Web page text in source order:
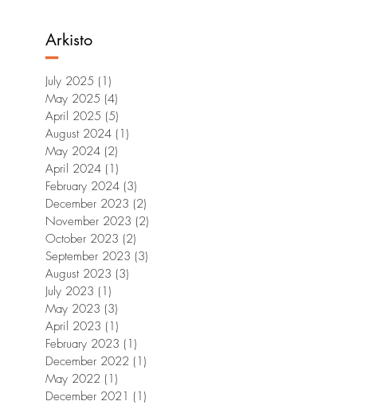
Arkisto
–
July 2025 (1)
May 2025 (4)
April 2025 (5)
August 2024 (1)
May 2024 (2)
April 2024 (1)
February 2024 (3)
December 2023 (2)
November 2023 (2)
October 2023 (2)
September 2023 (3)
August 2023 (3)
July 2023 (1)
May 2023 (3)
April 2023 (1)
February 2023 (1)
December 2022 (1)
May 2022 (1)
December 2021 (1)